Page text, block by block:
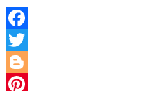
Facebook
Twitter
Blogger